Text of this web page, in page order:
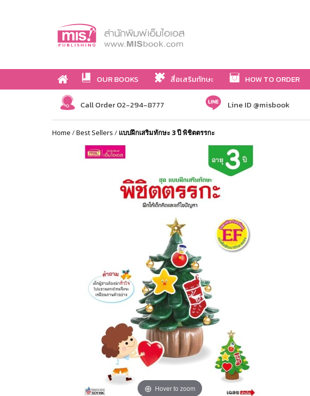
OUR BOOKS สื่อเสริมทักษะ HOW TO ORDER
Call Order 02-294-8777 Line ID @misbook
Home /Best Sellers / แบบฝึกเสริมทักษะ 3 ปี พิชิตตรรกะ
Hover to zoom